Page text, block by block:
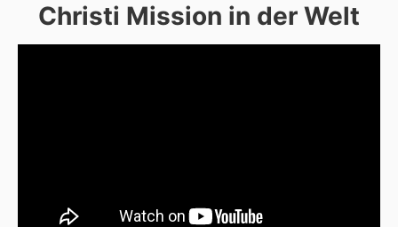
Christi Mission in der Welt